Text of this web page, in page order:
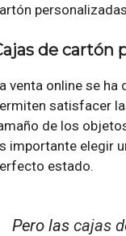
de cartón
venta online se
satisfacer
de los
importante elegir
estado.
Pero las cajas